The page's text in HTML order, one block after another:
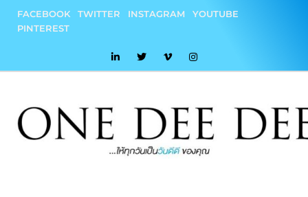
content
FACEBOOK TWITTER INSTAGRAM
YOUTUBE
PINTEREST